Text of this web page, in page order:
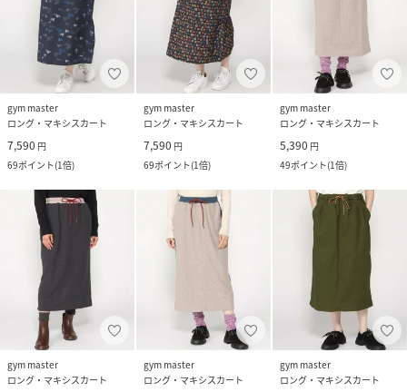
gym master
ロング・マキシスカート
7,590 円
69ポイント(1倍)
gym master
ロング・マキシスカート
7,590 円
69ポイント(1倍)
gym master
ロング・マキシスカート
5,390 円
49ポイント(1倍)
gym master
ロング・マキシスカート
gym master
ロング・マキシスカート
gym master
ロング・マキシスカート